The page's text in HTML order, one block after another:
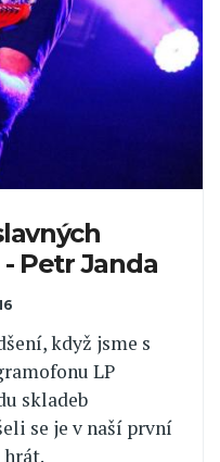
Petr Janda
když jsme s
LP
skladeb
se je v naší první
hrát.